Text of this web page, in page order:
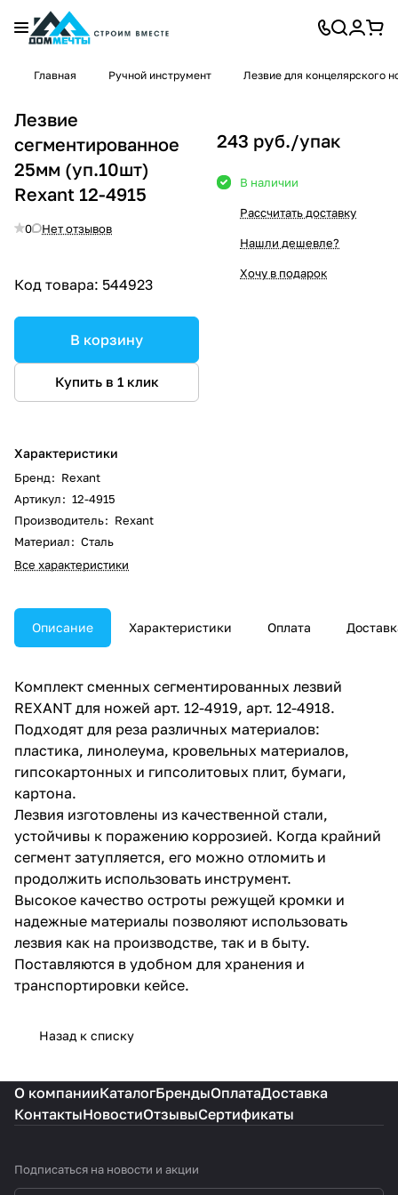
Главная Ручной инструмент Лезвие для концелярского
Лезвие
сегментированное
25мм (уп.10шт)
Rexant 12-4915
0 Нет отзывов
Код товара: 544923
В корзину
Купить в 1 клик
Характеристики
Бренд: Rexant
Артикул: 12-4915
Производитель: Rexant
Материал: Сталь
Все характеристики
243 руб./упак
В наличии
Рассчитать доставку
Нашли дешевле?
Хочу в подарок
Описание Характеристики Оплата
Комплект сменных сегментированных лезвий
REXANT для ножей арт. 12-4919, арт. 12-4918.
Подходят для реза различных материалов:
пластика, линолеума, кровельных материалов,
гипсокартонных и гипсолитовых плит, бумаги,
картона.
Лезвия изготовлены из качественной стали,
устойчивы к поражению коррозией. Когда крайний
сегмент затупляется, его можно отломить и
продолжить использовать инструмент.
Высокое качество остроты режущей кромки и
надежные материалы позволяют использовать
лезвия как на производстве, так и в быту.
Поставляются в удобном для хранения и
транспортировки кейсе.
Назад к списку
О компанииКаталогБрендыОплатаДоставка
КонтактыНовостиОтзывыСертификаты
Подписаться на новости и акции